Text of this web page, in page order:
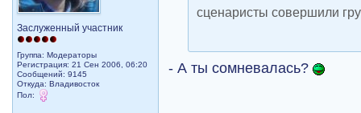
Заслуженный участник
Группа: Модераторы
Регистрация: 21 Сен 2006, 06:20
Сообщений: 9145
Откуда: Владивосток
Пол:
сценаристы совершили
- А ты сомневалась?